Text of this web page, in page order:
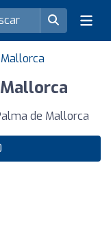
de Mallorca